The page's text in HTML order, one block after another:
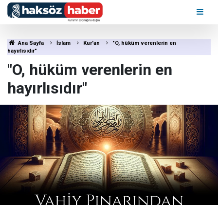
Ana Sayfa İslam Kur'an
"O, hüküm verenlerin en
hayırlısıdır"
"O, hüküm verenlerin en
hayırlısıdır"